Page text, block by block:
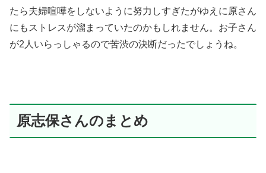
たら夫婦喧嘩をしないように努力しすぎたがゆえに原さん
にもストレスが溜まっていたのかもしれません。お子さん
が2人いらっしゃるので苦渋の決断だったでしょうね。
原志保さんのまとめ